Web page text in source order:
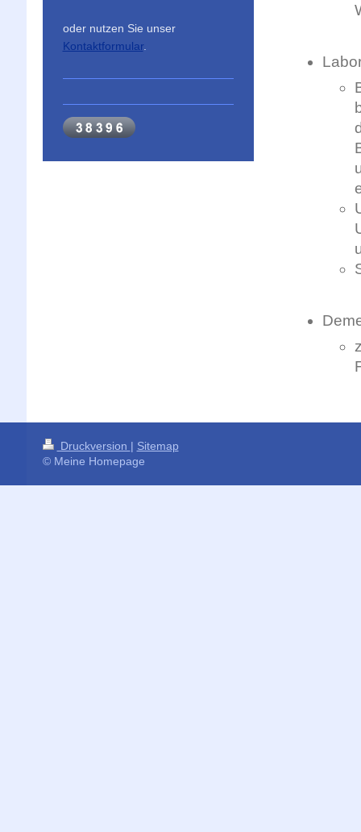
oder nutzen Sie unser
Kontaktformular.
Druckversion | Sitemap
© Meine Homepage